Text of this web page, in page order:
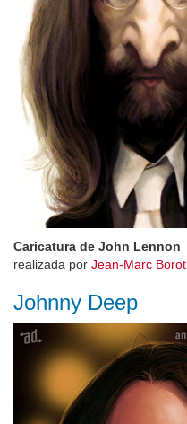
Caricatura de John Lennon
realizada por Jean-Marc Borot
Johnny Deep